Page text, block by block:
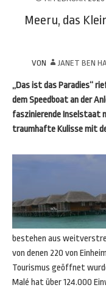
Meeru, das
VON JANET BEN
„Das ist das Paradies“
dem Speedboat an der
faszinierende Inselstaat
traumhafte Kulisse mit
bestehen aus
von denen 220 von
Tourismus geöffnet
Malé hat über 124.000